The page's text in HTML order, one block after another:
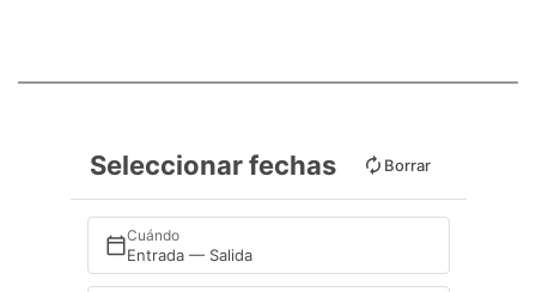
Seleccionar fechas Borrar
Cuándo
Entrada — Salida